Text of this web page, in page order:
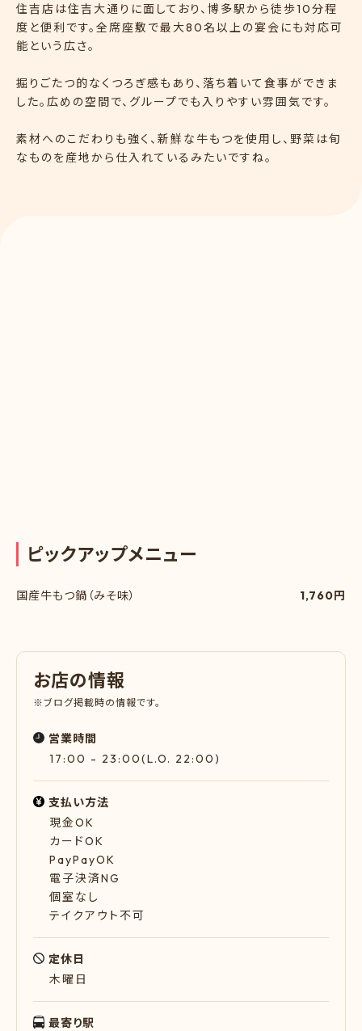
住吉店は住吉大通りに面しており、博多駅から徒歩10分程
度と便利です。全席座敷で最大80名以上の宴会にも対応可
能という広さ。
掘りごたつ的なくつろぎ感もあり、落ち着いて食事ができま
した。広めの空間で、グループでも入りやすい雰囲気です。
素材へのこだわりも強く、新鮮な牛もつを使用し、野菜は旬
なものを産地から仕入れているみたいですね。
ピックアップメニュー
国産牛もつ鍋（みそ味） 1,760円
お店の情報
※ブログ掲載時の情報です。
営業時間
17:00 - 23:00(L.O. 22:00)
支払い方法
現金OK
カードOK
PayPayOK
電子決済NG
個室なし
テイクアウト不可
定休日
木曜日
最寄り駅